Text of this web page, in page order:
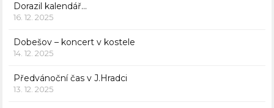
Dorazil kalendář…
16. 12. 2025
Dobešov – koncert v kostele
14. 12. 2025
Předvánoční čas v J.Hradci
13. 12. 2025